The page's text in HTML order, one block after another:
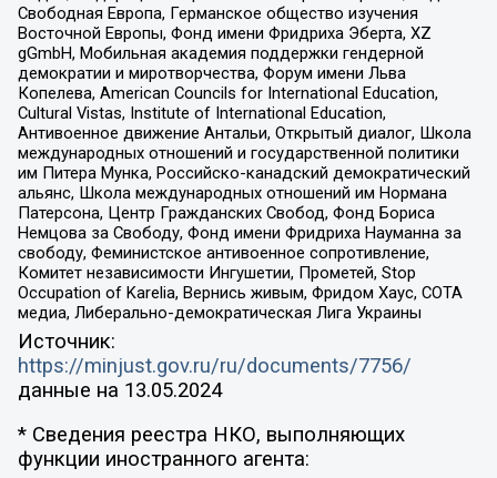
Свободная Европа, Германское общество изучения
Восточной Европы, Фонд имени Фридриха Эберта, XZ
gGmbH, Мобильная академия поддержки гендерной
демократии и миротворчества, Форум имени Льва
Копелева, American Councils for International Education,
Cultural Vistas, Institute of International Education,
Антивоенное движение Антальи, Открытый диалог, Школа
международных отношений и государственной политики
им Питера Мунка, Российско-канадский демократический
альянс, Школа международных отношений им Нормана
Патерсона, Центр Гражданских Свобод, Фонд Бориса
Немцова за Свободу, Фонд имени Фридриха Науманна за
свободу, Феминистское антивоенное сопротивление,
Комитет независимости Ингушетии, Прометей, Stop
Occupation of Karelia, Вернись живым, Фридом Хаус, СОТА
медиа, Либерально-демократическая Лига Украины
Источник:
https://minjust.gov.ru/ru/documents/7756/
данные на 13.05.2024
* Сведения реестра НКО, выполняющих
функции иностранного агента: